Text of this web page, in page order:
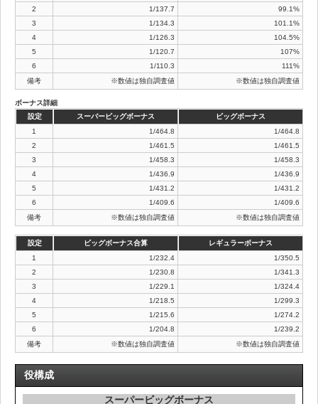
2
1/137.7
99.1%
3
1/134.3
101.1%
4
1/126.3
104.5%
5
1/120.7
107%
6
1/110.3
111%
備考
※数値は独自調査値 ※数値は独自調査値
ボーナス詳細
設定
スーバービッグボーナス
ビッグボーナス
1
1/464.8
1/464.8
2
1/461.5
1/461.5
3
1/458.3
1/458.3
4
1/436.9
1/436.9
5
1/431.2
1/431.2
6
1/409.6
1/409.6
備考
※数値は独自調査値 ※数値は独自調査値
設定 ビッグボーナス合算
レギュラーボーナス
1
1/232.4
1/350.5
2
1/230.8
1/341.3
3
1/229.1
1/324.4
4
1/218.5
1/299.3
5
1/215.6
1/274.2
6
1/204.8
1/239.2
備考
※数値は独自調査値 ※数値は独自調査値
役構成
スーパービッグボーナス